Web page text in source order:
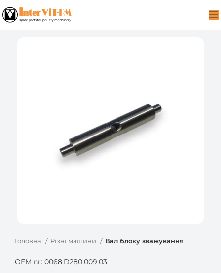
Головна Різні машини Вал блоку зважування
OEM nr: 0068.D280.009.03